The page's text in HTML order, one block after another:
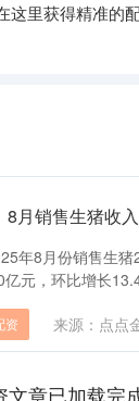
里获得精准的
月销售生猪收
年8月份销售生
元，环比增长
资 来源：点点
文章已加载完